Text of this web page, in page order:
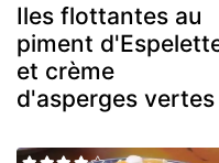
Iles flottantes au
piment
et crème
d'asperges vertes